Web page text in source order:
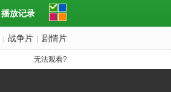
播放记录
战争片 剧情片
无法观看?